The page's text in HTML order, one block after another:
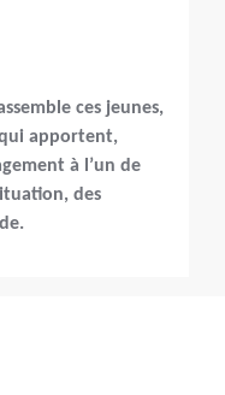
ces jeunes,
apportent,
à l’un de
des